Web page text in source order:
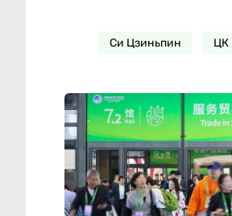
Си Цзиньпин ЦК